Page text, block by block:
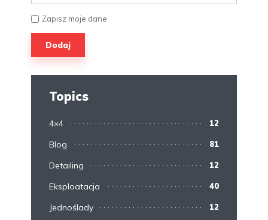
Zapisz moje dane
Topics
4×4 12
Blog 81
Detailing 12
Eksploatacja 40
Jednoślady 12